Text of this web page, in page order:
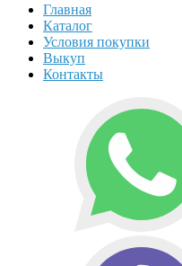
Главная
Каталог
Условия покупки
Выкуп
Контакты